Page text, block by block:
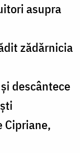
asupra
zădărnicia
descântece
Cipriane,